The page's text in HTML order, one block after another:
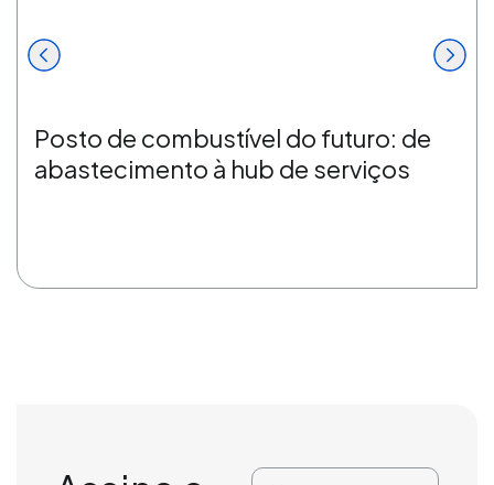
Posto de combustível do futuro: de
abastecimento à hub de serviços